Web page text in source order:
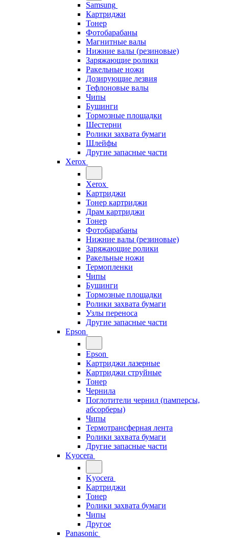
Samsung
Картриджи
Тонер
Фотобарабаны
Магнитные валы
Нижние валы (резиновые)
Заряжающие ролики
Ракельные ножи
Дозирующие лезвия
Тефлоновые валы
Чипы
Бушинги
Тормозные площадки
Шестерни
Ролики захвата бумаги
Шлейфы
Другие запасные части
Xerox
Xerox
Картриджи
Тонер картриджи
Драм картриджи
Тонер
Фотобарабаны
Нижние валы (резиновые)
Заряжающие ролики
Ракельные ножи
Термопленки
Чипы
Бушинги
Тормозные площадки
Ролики захвата бумаги
Узлы переноса
Другие запасные части
Epson
Epson
Картриджи лазерные
Картриджи струйные
Тонер
Чернила
Поглотители чернил (памперсы,
абсорберы)
Чипы
Термотрансферная лента
Ролики захвата бумаги
Другие запасные части
Kyocera
Kyocera
Картриджи
Тонер
Ролики захвата бумаги
Чипы
Другое
Panasonic